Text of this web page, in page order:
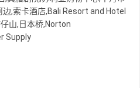
,索卡酒店,Bali Resort and Hotel
山,日本桥,Norton
Supply